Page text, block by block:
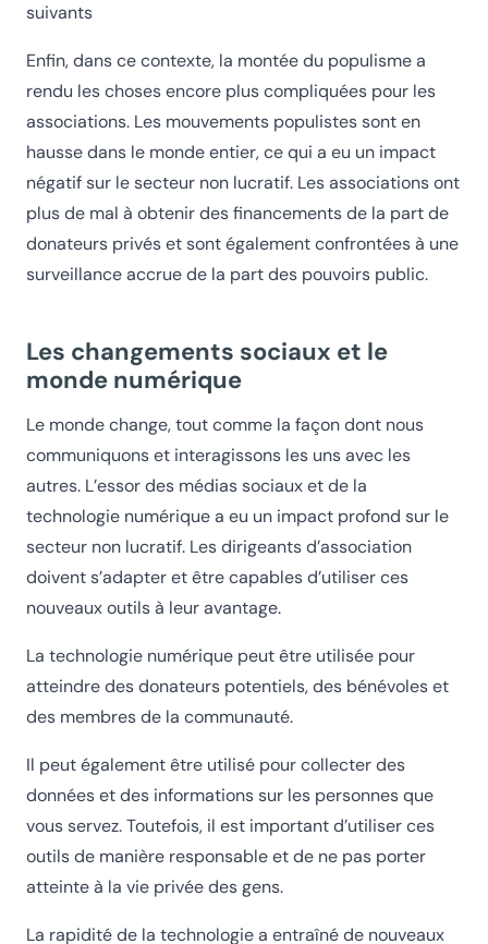
suivants
Enfin, dans ce contexte, la montée du populisme a
rendu les choses encore plus compliquées pour les
associations. Les mouvements populistes sont en
hausse dans le monde entier, ce qui a eu un impact
négatif sur le secteur non lucratif. Les associations ont
plus de mal à obtenir des financements de la part de
donateurs privés et sont également confrontées à une
surveillance accrue de la part des pouvoirs public.
Les changements sociaux et le
monde numérique
Le monde change, tout comme la façon dont nous
communiquons et interagissons les uns avec les
autres. L’essor des médias sociaux et de la
technologie numérique a eu un impact profond sur le
secteur non lucratif. Les dirigeants d’association
doivent s’adapter et être capables d’utiliser ces
nouveaux outils à leur avantage.
La technologie numérique peut être utilisée pour
atteindre des donateurs potentiels, des bénévoles et
des membres de la communauté.
Il peut également être utilisé pour collecter des
données et des informations sur les personnes que
vous servez. Toutefois, il est important d’utiliser ces
outils de manière responsable et de ne pas porter
atteinte à la vie privée des gens.
La rapidité de la technologie a entraîné de nouveaux